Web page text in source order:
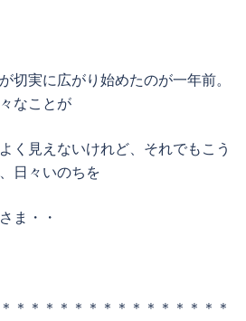
切実に広がり始めたのが一年前。
なことが
く見えないけれど、それでもこう
日々いのちを
ま・・
＊＊＊＊＊＊＊＊＊＊＊＊＊＊＊